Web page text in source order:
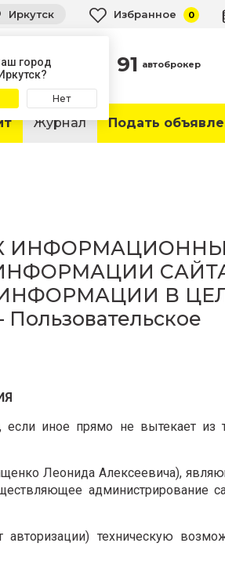
Иркутск
город
Иркутск?
Нет
Избранное 0
91 автоброкер
Журнал Подать
В
иное прямо не вытекает из
Леонида Алексеевича),
администрирование
техническую